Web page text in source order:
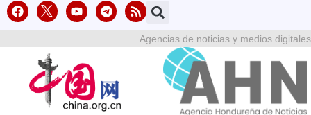
Agencias de noticias y medios digitales